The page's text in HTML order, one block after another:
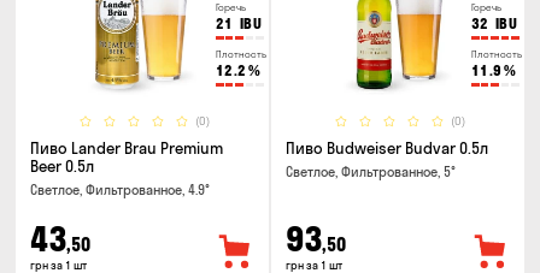
Горечь
21 IBU
Плотность
12.2 %
(0)
Пиво Lander Brau Premium
Beer 0.5л
Светлое, Фильтрованное, 4.9°
43,50
грн за 1 шт
Горечь
32 IBU
Плотность
11.9 %
(0)
Пиво Budweiser Budvar 0.5л
Светлое, Фильтрованное, 5°
93,50
грн за 1 шт